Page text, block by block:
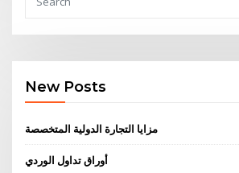
New Posts
مزايا التجارة الدولية المتخصصة
أوراق تداول الوردي